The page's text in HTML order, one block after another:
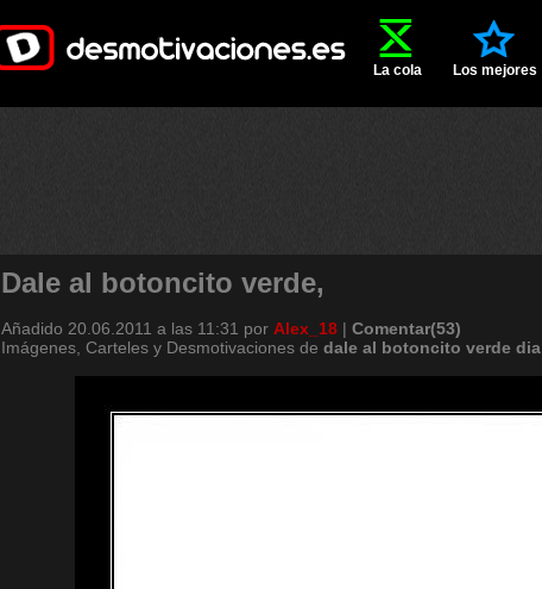
La cola Los mejores
Dale al botoncito verde,
Añadido 20.06.2011 a las 11:31 por Alex_18 | Comentar(53)
Imágenes, Carteles y Desmotivaciones de dale al botoncito verde dia